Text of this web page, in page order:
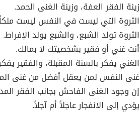
زينة الفقر العفة، وزينة الغنى الحمد.
الثروة التي ليست في النفس ليست ملكاً
الثروة تولد الشبع، والشبع يولد الإفراط.
أنت غني أو فقير بشخصيتك لا بمالك.
الغني يفكر بالسنة المقبلة، والفقير
غنى النفس لمن يعقل أفضل من غنى
إن وجود الغنى الفاحش بجانب الفقر
يؤدي إلى الانفجار عاجلاً أم آجلاً.